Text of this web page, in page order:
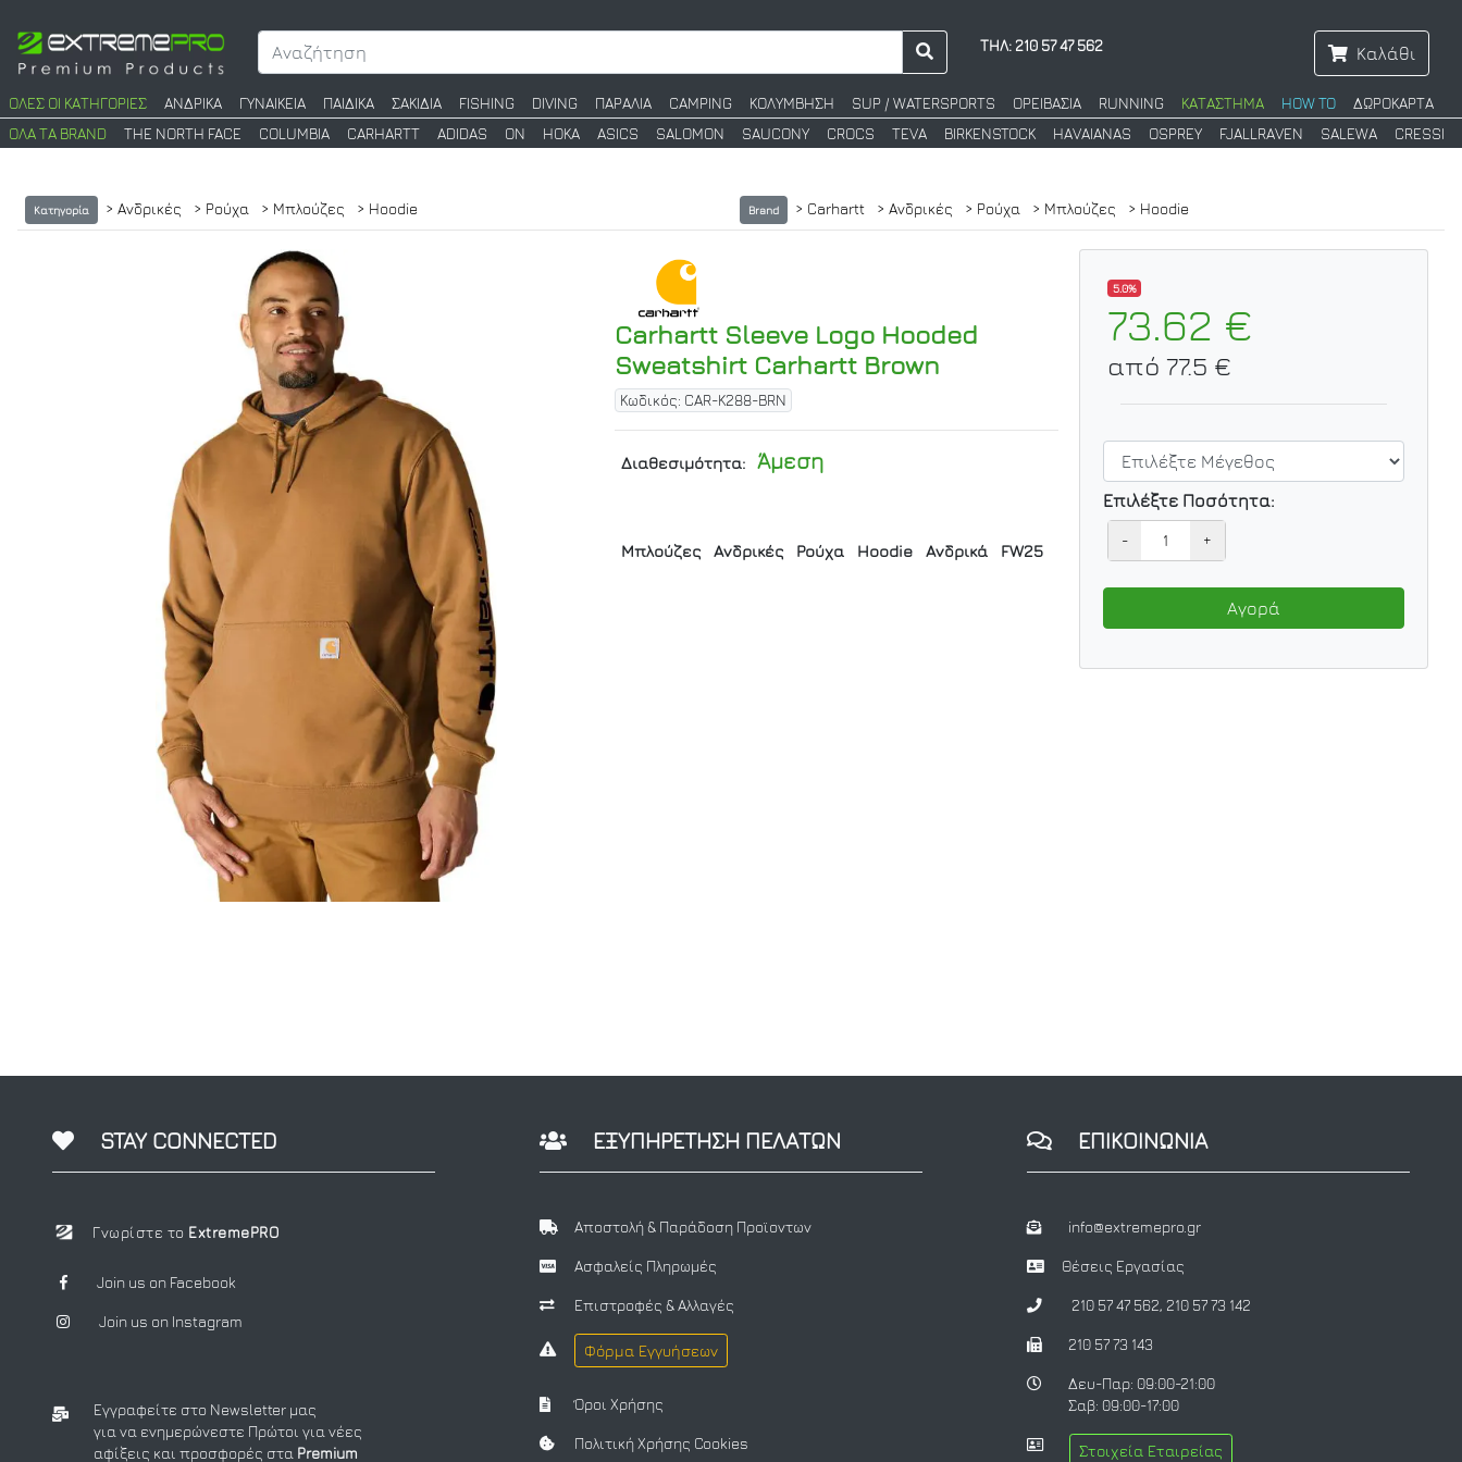
ΤΗΛ: 210 57 47 562 Καλάθι
ΟΛΕΣ ΟΙ ΚΑΤΗΓΟΡΙΕΣ ΑΝΔΡΙΚΑ ΓΥΝΑΙΚΕΙΑ ΠΑΙΔΙΚΑ ΣΑΚΙΔΙΑ FISHING DIVING ΠΑΡΑΛΙΑ CAMPING ΚΟΛΥΜΒΗΣΗ SUP / WATERSPORTS ΟΡΕΙΒΑΣΙΑ RUNNING ΚΑΤΑΣΤΗΜΑ HOW TO
ΔΩΡΟΚΑΡΤΑ
ΟΛΑ ΤΑ BRAND
THE NORTH FACE COLUMBIA CARHARTT ADIDAS ON HOKA ASICS SALOMON SAUCONY CROCS TEVA BIRKENSTOCK HAVAIANAS OSPREY FJALLRAVEN SALEWA CRESSI
Κατηγορία > Ανδρικές > Ρούχα > Μπλούζες > Hoodie Brand > Carhartt > Ανδρικές > Ρούχα > Μπλούζες > Hoodie
Carhartt Sleeve Logo Hooded
Sweatshirt Carhartt Brown
Κωδικός: CAR-K288-BRN
Διαθεσιμότητα: Άμεση
Μπλούζες Ανδρικές Ρούχα Hoodie Ανδρικά FW25
5.0%
73.62 €
από 77.5 €
Επιλέξτε Ποσότητα:
- +
Αγορά
STAY CONNECTED
Γνωρίστε το ExtremePRO
Join us on Facebook
Join us on Instagram
Εγγραφείτε στο Newsletter μας
για να ενημερώνεστε Πρώτοι για νέες
αφίξεις και προσφορές στα Premium
ΕΞΥΠΗΡΕΤΗΣΗ ΠΕΛΑΤΩΝ
Αποστολή & Παράδοση Προϊοντων
Ασφαλείς Πληρωμές
Επιστροφές & Αλλαγές
Φόρμα Εγγυήσεων
Όροι Χρήσης
Πολιτική Χρήσης Cookies
ΕΠΙΚΟΙΝΩΝΙΑ
info@extremepro.gr
Θέσεις Εργασίας
210 57 47 562, 210 57 73 142
210 57 73 143
Δευ-Παρ: 09:00-21:00
Σαβ: 09:00-17:00
Στοιχεία Εταιρείας